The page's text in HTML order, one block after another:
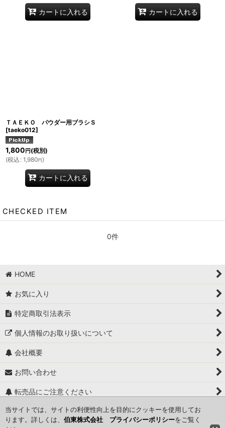
カートに入れる カートに入れる
ＴＡＥＫＯ パウダー用ブラシＳ
[taeko012]
1,800 円 (税別)
(税込 : 1,980円)
カートに入れる
CHECKED ITEM
0件
HOME
お気に入り
特定商取引法表示
個人情報のお取り扱いについて
会社概要
お問い合わせ
転売品にご注意ください
関連ページ一覧
当サイトでは、サイトの利便性向上を目的にクッキーを使用してお
ります。詳しくは、 伯東株式会社 プライバシーポリシーをご覧く